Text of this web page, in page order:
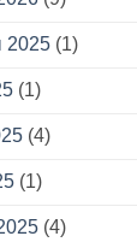
(1)
(1)
(4)
(1)
(4)